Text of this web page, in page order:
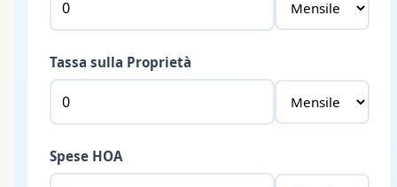
Tassa sulla Proprietà
Spese HOA